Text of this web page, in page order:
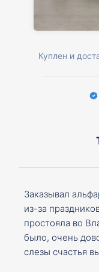
Куплен и
Заказывал
из-за
простояла во
было, очень
слезы счастья